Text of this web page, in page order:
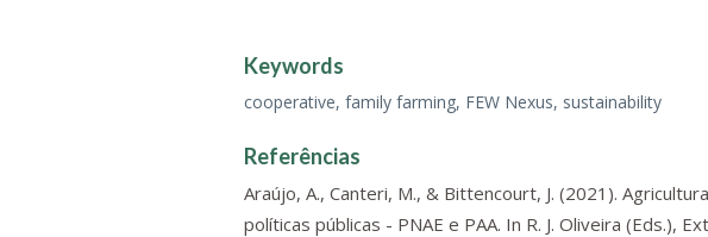
Keywords
cooperative, family farming, FEW Nexus, sustainability
Referências
Araújo, A., Canteri, M., & Bittencourt, J. (2021).
políticas públicas - PNAE e PAA. In R. J. Oliveira (Eds.),